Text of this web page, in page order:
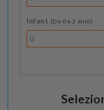
Infant (Da 0 a 2 anni)
0